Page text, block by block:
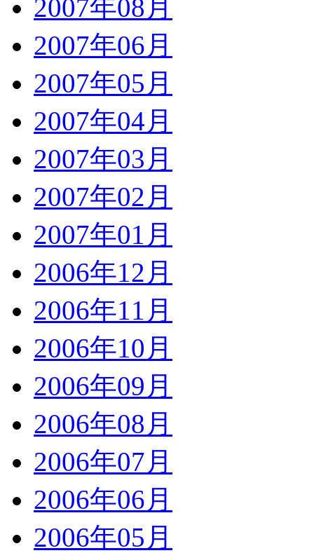
2007年08月
2007年06月
2007年05月
2007年04月
2007年03月
2007年02月
2007年01月
2006年12月
2006年11月
2006年10月
2006年09月
2006年08月
2006年07月
2006年06月
2006年05月